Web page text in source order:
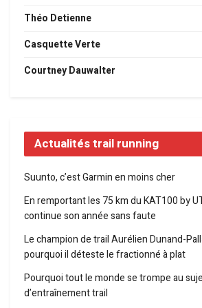
Théo Detienne
Casquette Verte
Courtney Dauwalter
Actualités trail running
Suunto, c’est Garmin en moins cher
En remportant les 75 km du KAT100 by
continue son année sans faute
Le champion de trail Aurélien Dunand-
pourquoi il déteste le fractionné à plat
Pourquoi tout le monde se trompe au
d’entraînement trail